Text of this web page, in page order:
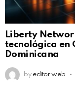
Liberty
tecnológica en
Dominicana
by editor web